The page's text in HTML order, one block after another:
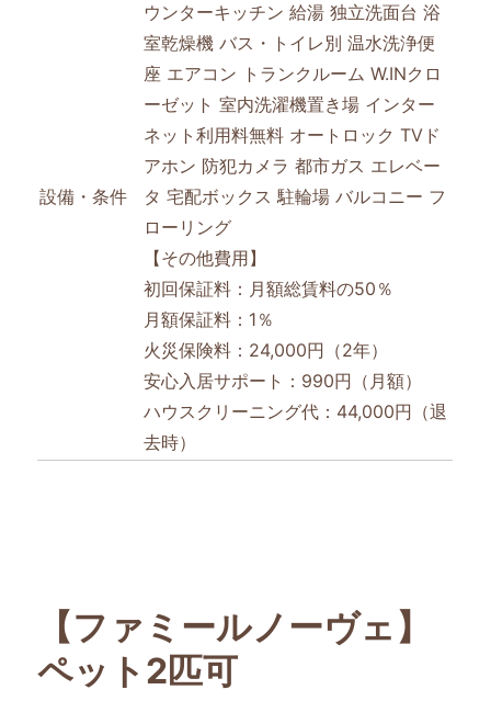
設備・条件
ウンターキッチン 給湯 独立洗面台 浴
室乾燥機 バス・トイレ別 温水洗浄便
座 エアコン トランクルーム W.INクロ
ーゼット 室内洗濯機置き場 インター
ネット利用料無料 オートロック TVド
アホン 防犯カメラ 都市ガス エレベー
タ 宅配ボックス 駐輪場 バルコニー フ
ローリング
【その他費用】
初回保証料：月額総賃料の50％
月額保証料：1％
火災保険料：24,000円（2年）
安心入居サポート：990円（月額）
ハウスクリーニング代：44,000円（退
去時）
【ファミールノーヴェ】
ペット2匹可